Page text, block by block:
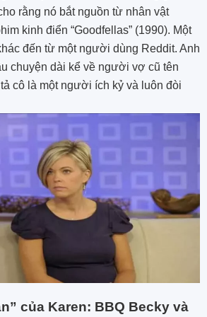
rằng nó bắt nguồn từ nhân vật
kinh điển “Goodfellas” (1990). Một
đến từ một người dùng Reddit. Anh
chuyện dài kể về người vợ cũ tên
cô là một người ích kỷ và luôn đòi
của Karen: BBQ Becky và